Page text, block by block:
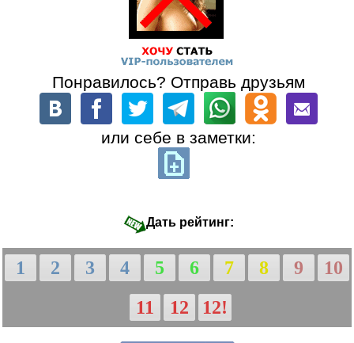
Понравилось? Отправь друзьям
или себе в заметки:
Дать рейтинг:
1 2 3 4 5 6 7 8 9
10
11
12 12!